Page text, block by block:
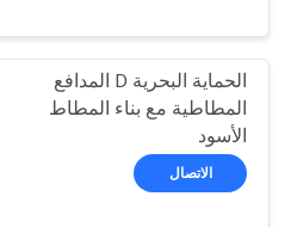
معلومات
الحاجز
27
الحماية البحرية D المدافع
المطاطية مع بناء المطاط
الأسود
الاتصال